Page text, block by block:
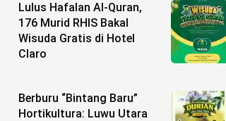
Lulus Hafalan Al-Quran,
176 Murid RHIS Bakal
Wisuda Gratis di Hotel
Claro
Berburu “Bintang Baru”
Hortikultura: Luwu Utara